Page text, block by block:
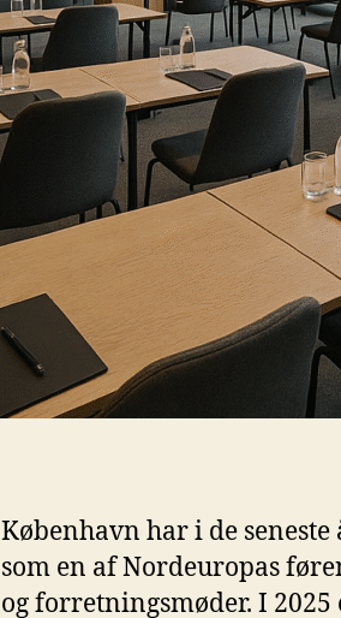
København har i de
som en af Nordeuropas
og forretningsmøder. I